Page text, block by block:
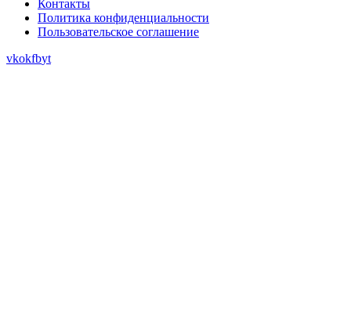
Контакты
Политика конфиденциальности
Пользовательское соглашение
vkokfbyt